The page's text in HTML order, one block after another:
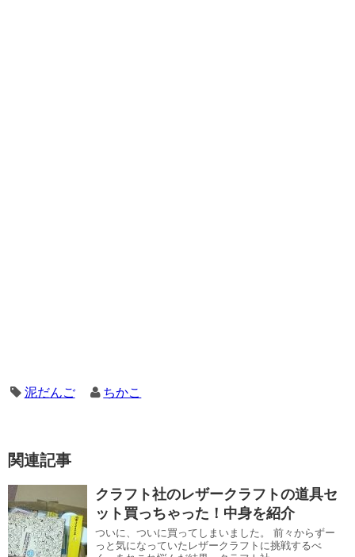
泥だんご ちかこ
関連記事
クラフト社のレザークラフトの道具セ
ット買っちゃった！中身を紹介
ついに、ついに買ってしまいました。 前々からずー
っと気になっていたレザークラフトに挑戦するべ